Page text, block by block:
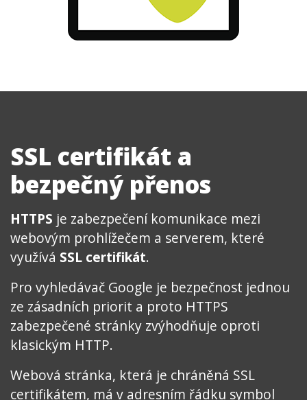
SSL certifikát a
bezpečný přenos
HTTPS je zabezpečení komunikace mezi
webovým prohlížečem a serverem, které
využívá SSL certifikát.
Pro vyhledávač Google je bezpečnost jednou
ze zásadních priorit a proto HTTPS
zabezpečené stránky zvýhodňuje oproti
klasickým HTTP.
Webová stránka, která je chráněná SSL
certifikátem, má v adresním řádku symbol